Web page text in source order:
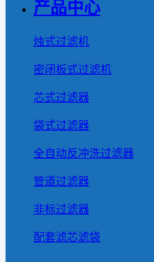
产品中心
烛式过滤机
密闭板式过滤机
芯式过滤器
袋式过滤器
全自动反冲洗过滤器
管道过滤器
非标过滤器
配套滤芯滤袋